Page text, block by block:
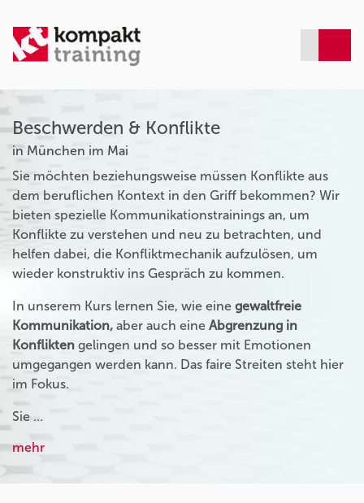
Beschwerden & Konflikte
in München im Mai
Sie möchten beziehungsweise müssen Konflikte aus
dem beruflichen Kontext in den Griff bekommen? Wir
bieten spezielle Kommunikationstrainings an, um
Konflikte zu verstehen und neu zu betrachten, und
helfen dabei, die Konfliktmechanik aufzulösen, um
wieder konstruktiv ins Gespräch zu kommen.
In unserem Kurs lernen Sie, wie eine gewaltfreie
Kommunikation, aber auch eine Abgrenzung in
Konflikten gelingen und so besser mit Emotionen
umgegangen werden kann. Das faire Streiten steht hier
im Fokus.
Sie …
mehr